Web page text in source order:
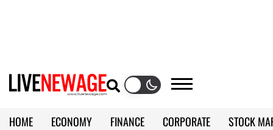
HOME ECONOMY FINANCE CORPORATE
STOCK